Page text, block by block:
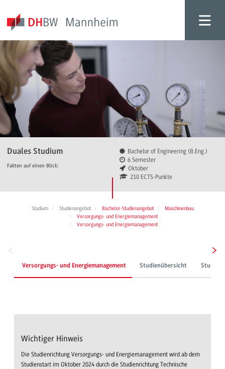
Duales Studium
Fakten auf einen Blick:
Bachelor of Engineering (B.Eng.)
6 Semester
Oktober
210 ECTS-Punkte
Studium Studienangebot Bachelor-Studienangebot
Maschinenbau
Versorgungs- und Energiemanagement
Versorgungs- und Energiemanagement
Versorgungs- und Energiemanagement Studienübersicht Studium
Wichtiger Hinweis
Die Studienrichtung Versorgungs- und Energiemanagement wird ab dem
Studienstart im Oktober 2024 durch die Studienrichtung Technische